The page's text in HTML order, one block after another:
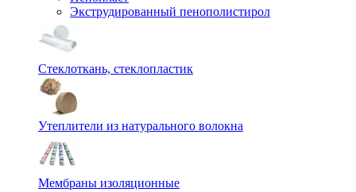
Экструдированный пенополистирол
Стеклоткань, стеклопластик
Утеплители из натурального волокна
Мембраны изоляционные